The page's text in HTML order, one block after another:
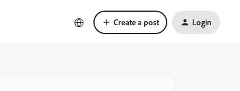
Create a post Login